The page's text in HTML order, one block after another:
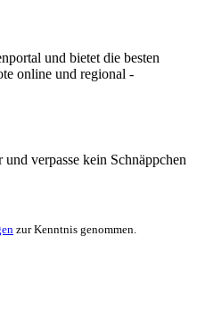
und bietet die besten
online und regional -
verpasse kein Schnäppchen
zur Kenntnis genommen.